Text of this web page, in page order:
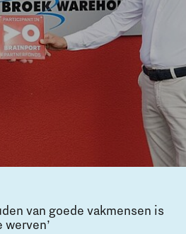
van goede vakmensen is